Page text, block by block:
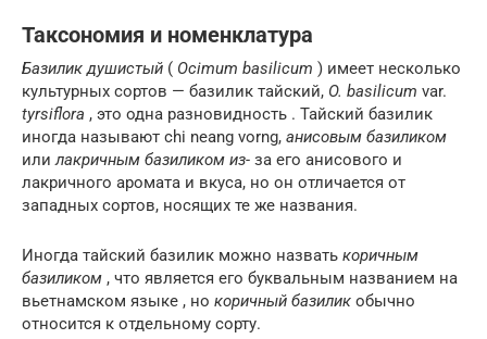
Таксономия и номенклатура
Базилик душистый ( Ocimum basilicum ) имеет несколько
культурных сортов — базилик тайский, O. basilicum var.
tyrsiflora , это одна разновидность . Тайский базилик
иногда называют chi neang vorng, анисовым базиликом
илилакричным базиликом из- за его анисового и
лакричного аромата и вкуса, но он отличается от
западных сортов, носящих те же названия.
Иногда тайский базилик можно назвать коричным
базиликом , что является его буквальным названием на
вьетнамском языке , но коричный базилик обычно
относится к отдельному сорту.